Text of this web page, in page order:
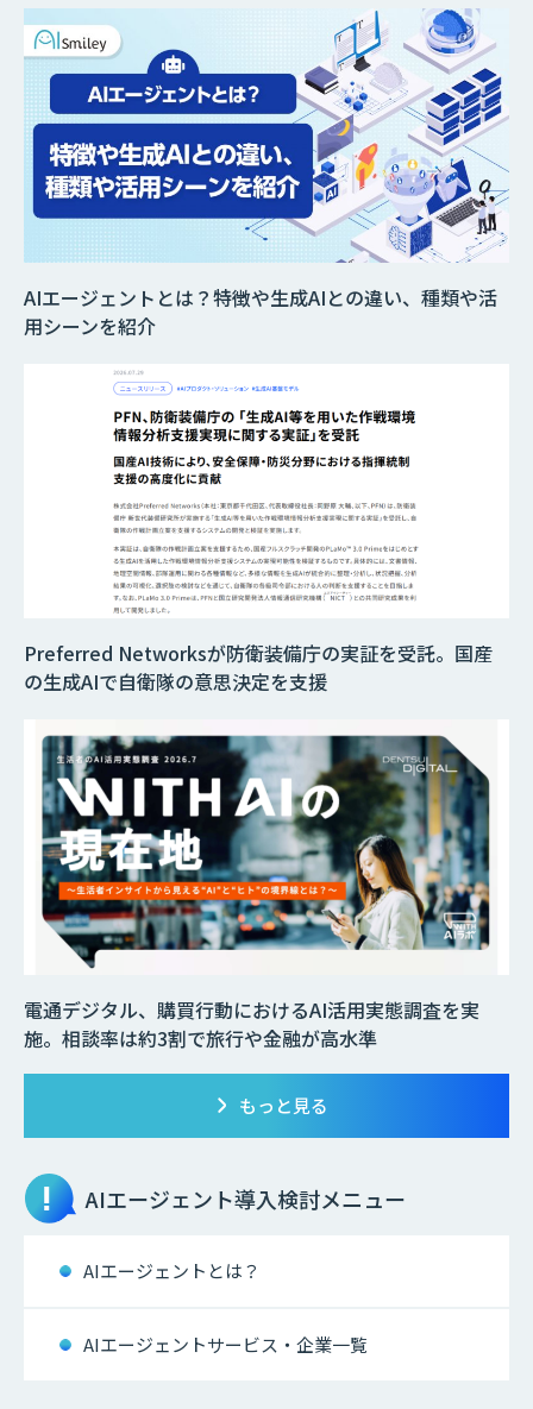
AIエージェントとは？特徴や生成AIとの違い、種類や活
用シーンを紹介
Preferred Networksが防衛装備庁の実証を受託。国産
の生成AIで自衛隊の意思決定を支援
電通デジタル、購買行動におけるAI活用実態調査を実
施。相談率は約3割で旅行や金融が高水準
もっと見る
AIエージェント導入検討メニュー
AIエージェントとは？
AIエージェントサービス・企業一覧